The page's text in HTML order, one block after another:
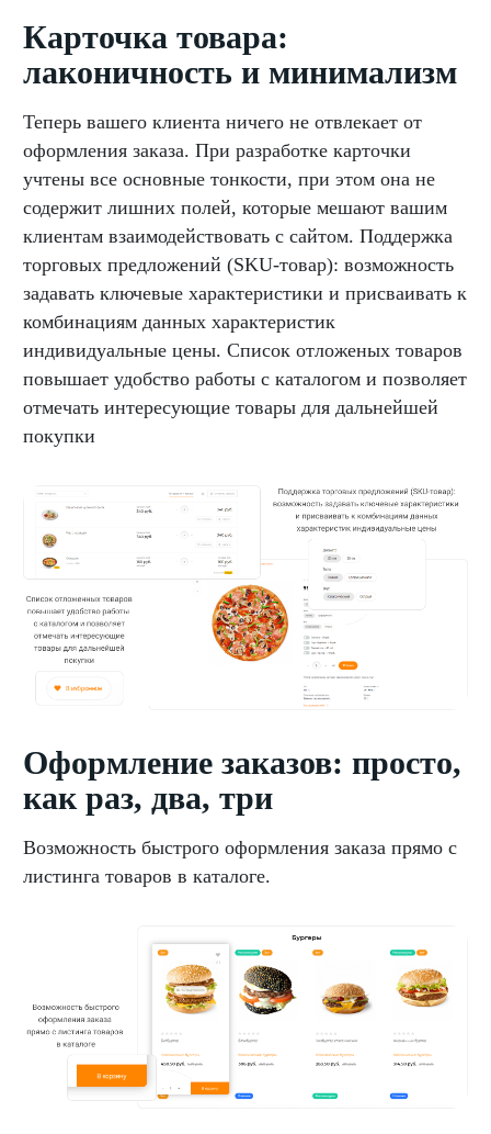
Карточка товара:
лаконичность и минимализм
Теперь вашего клиента ничего не отвлекает от
оформления заказа. При разработке карточки
учтены все основные тонкости, при этом она не
содержит лишних полей, которые мешают вашим
клиентам взаимодействовать с сайтом. Поддержка
торговых предложений (SKU-товар): возможность
задавать ключевые характеристики и присваивать к
комбинациям данных характеристик
индивидуальные цены. Список отложеных товаров
повышает удобство работы с каталогом и позволяет
отмечать интересующие товары для дальнейшей
покупки
Оформление заказов: просто,
как раз, два, три
Возможность быстрого оформления заказа прямо с
листинга товаров в каталоге.